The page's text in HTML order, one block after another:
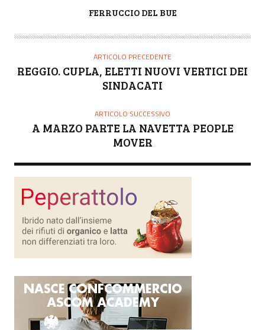
T
R
FERRUCCIO DEL BUE
ARTICOLO PRECEDENTE
REGGIO. CUPLA, ELETTI NUOVI VERTICI DEI
SINDACATI
ARTICOLO SUCCESSIVO
A MARZO PARTE LA NAVETTA PEOPLE
MOVER